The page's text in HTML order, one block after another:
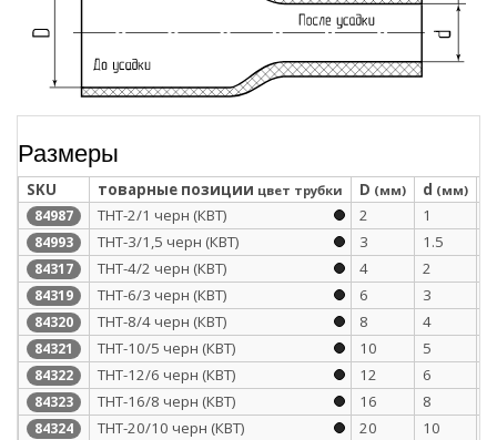
Размеры
SKU товарные позиции цвет трубки D (мм) d (мм)
84987 ТНТ-2/1 черн (КВТ) 2 1
84993 ТНТ-3/1,5 черн (КВТ) 3 1.5
84317 ТНТ-4/2 черн (КВТ) 4 2
84319 ТНТ-6/3 черн (КВТ) 6 3
84320 ТНТ-8/4 черн (КВТ) 8 4
84321 ТНТ-10/5 черн (КВТ) 10 5
84322 ТНТ-12/6 черн (КВТ) 12 6
84323 ТНТ-16/8 черн (КВТ) 16 8
84324 ТНТ-20/10 черн (КВТ) 20 10